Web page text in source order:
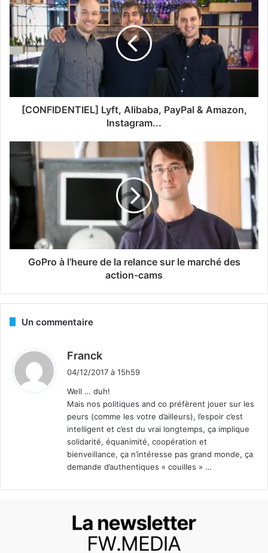
[CONFIDENTIEL] Lyft, Alibaba, PayPal & Amazon,
Instagram...
GoPro à l’heure de la relance sur le marché des
action-cams
Un commentaire
Franck
:
04/12/2017 à 15h59
Well … duh!
Mais nos politiques and co préfèrent jouer sur les
peurs (comme les votre d’ailleurs), l’espoir c’est
intelligent et c’est du vrai longtemps, ça implique
solidarité, équanimité, coopération et
bienveillance, ça n’intéresse pas grand monde, ça
demande d’authentiques « couilles » …